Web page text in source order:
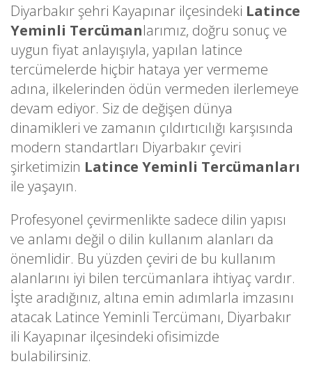
Diyarbakır şehri Kayapınar ilçesindeki Latince
Yeminli Tercümanlarımız, doğru sonuç ve
uygun fiyat anlayışıyla, yapılan latince
tercümelerde hiçbir hataya yer vermeme
adına, ilkelerinden ödün vermeden ilerlemeye
devam ediyor. Siz de değişen dünya
dinamikleri ve zamanın çıldırtıcılığı karşısında
modern standartları Diyarbakır çeviri
şirketimizin Latince Yeminli Tercümanları
ile yaşayın.
Profesyonel çevirmenlikte sadece dilin yapısı
ve anlamı değil o dilin kullanım alanları da
önemlidir. Bu yüzden çeviri de bu kullanım
alanlarını iyi bilen tercümanlara ihtiyaç vardır.
İşte aradığınız, altına emin adımlarla imzasını
atacak Latince Yeminli Tercümanı, Diyarbakır
ili Kayapınar ilçesindeki ofisimizde
bulabilirsiniz.